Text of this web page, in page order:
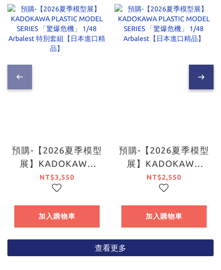
預購-【2026夏季模型
展】KADOKAWA
PLASTIC MODEL
SERIES 「驚爆危機」
1/48 Arbalest 特別
套組【日本進口精
品】
NT$3,550
加入購物車
預購-【2026夏季模型
展】KADOKAWA
PLASTIC MODEL
SERIES 「驚爆危機」
1/48 Arbalest【日本
進口精品】
NT$2,550
加入購物車
查看更多